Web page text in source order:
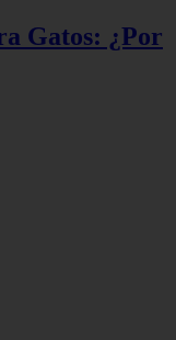
Gatos: ¿Por